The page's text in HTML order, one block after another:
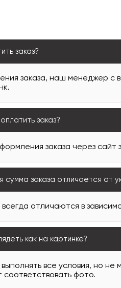
заказ?
заказа, наш менеджер с
заказ?
заказа через сайт
сумма заказа отличается от
отличаются в
как на картинке?
все условия, но не
соответствовать фото.